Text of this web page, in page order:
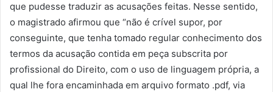
que pudesse traduzir as acusações feitas. Nesse sentido,
o magistrado afirmou que “não é crível supor, por
conseguinte, que tenha tomado regular conhecimento dos
termos da acusação contida em peça subscrita por
profissional do Direito, com o uso de linguagem própria, a
qual lhe fora encaminhada em arquivo formato .pdf, via